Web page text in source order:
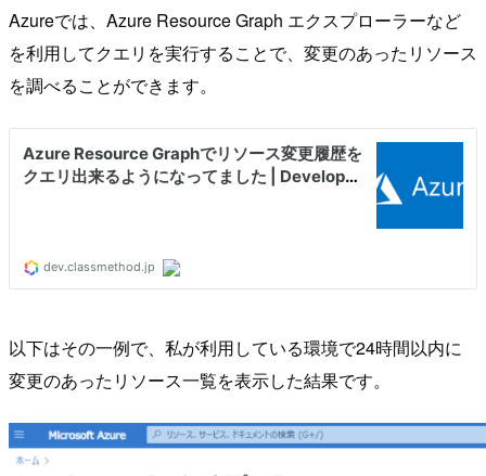
Azureでは、Azure Resource Graph エクスプローラーなど
を利用してクエリを実行することで、変更のあったリソース
を調べることができます。
以下はその一例で、私が利用している環境で24時間以内に
変更のあったリソース一覧を表示した結果です。